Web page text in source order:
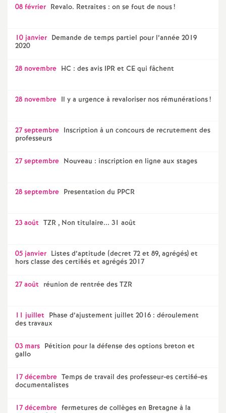
E
n
s
e
n
e
s
d
e
S
08 février Revalo. Retraites : on se fout de nous!
10 janvier Demande de temps partiel pour l’année 2019
2020
28 novembre HC : des avis IPR et CE qui fâchent
28 novembre Il y a urgence à revaloriser nos rémunérations!
27 septembre Inscription à un concours de recrutement des
professeurs
27 septembre Nouveau : inscription en ligne aux stages
28 septembre Presentation du PPCR
23 août TZR , Non titulaire... 31 août
05 janvier Listes d’aptitude (decret 72 et 89, agrégés) et
hors classe des certifiés et agrégés 2017
27 août réunion de rentrée des TZR
11 juillet Phase d’ajustement juillet 2016 : déroulement
des travaux
03 mars Pétition pour la défense des options breton et
gallo
17 décembre Temps de travail des professeur-es certifié-es
documentalistes
17 décembre fermetures de collèges en Bretagne à la